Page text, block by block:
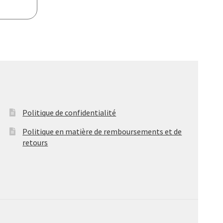
Politique de confidentialité
Politique en matière de remboursements et de
retours